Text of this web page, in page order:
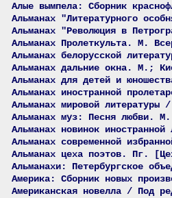
Алые вымпела: Сборник
Альманах "Литературного
Альманах "Революция в
Альманах Пролеткульта. М.
Альманах белорусской
Альманах дальние окна. М.;
Альманах для детей и
Альманах иностранной
Альманах мировой
Альманах муз: Песня любви.
Альманах новинок
Альманах современной
Альманах цеха поэтов. Пг.
Альманахи: Петербургское
Америка: Сборник новых
Американская новелла / Под